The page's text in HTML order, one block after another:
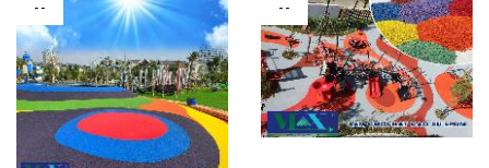
-- --